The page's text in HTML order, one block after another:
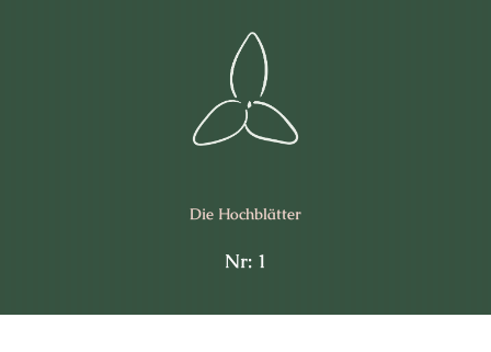
Die Hochblätter
Nr: 1